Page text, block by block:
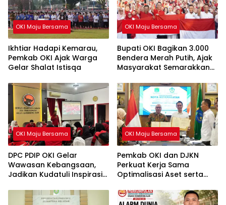
OKI Maju Bersama
Ikhtiar Hadapi Kemarau,
Pemkab OKI Ajak Warga
Gelar Shalat Istisqa
OKI Maju Bersama
Bupati OKI Bagikan 3.000
Bendera Merah Putih, Ajak
Masyarakat Semarakkan
OKI Maju Bersama
DPC PDIP OKI Gelar
Wawasan Kebangsaan,
Jadikan Kudatuli Inspirasi
OKI Maju Bersama
Pemkab OKI dan DJKN
Perkuat Kerja Sama
Optimalisasi Aset serta